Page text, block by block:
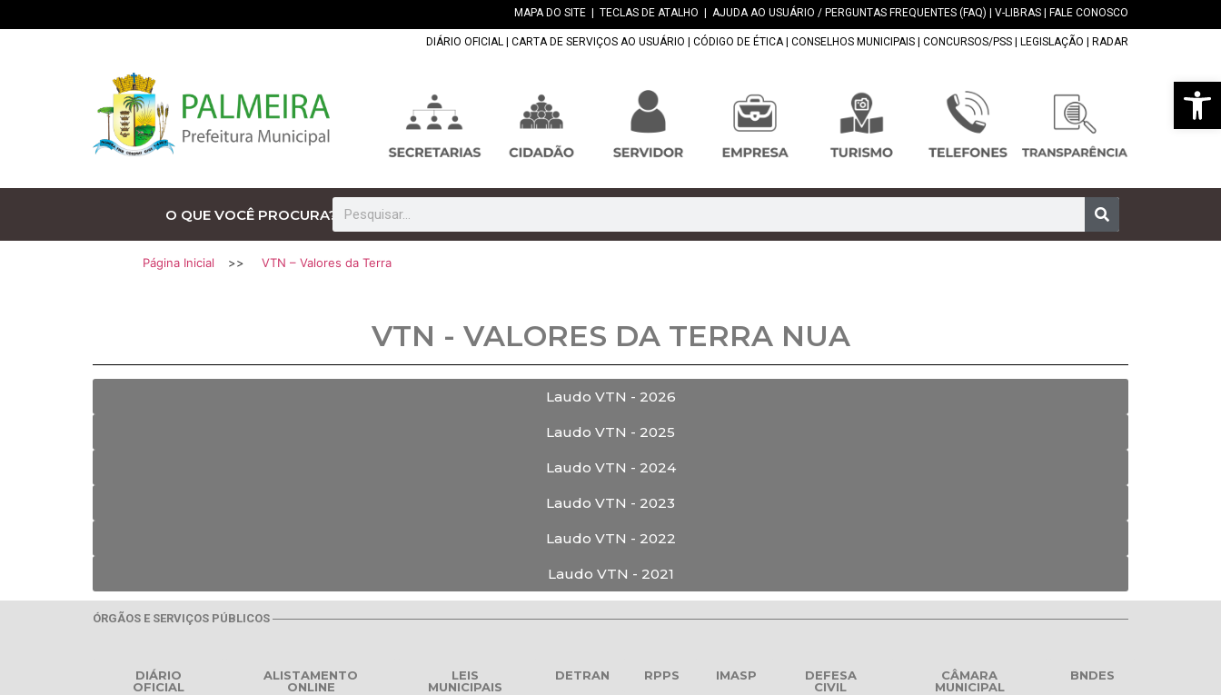
Abrir
MAPA DO SITE TECLAS DE ATALHO AJUDA AO USUÁRIO / PERGUNTAS FREQUENTES (FAQ) V-LIBRAS FALE CONOSCO
DIÁRIO OFICIAL CARTA DE SERVIÇOS AO USUÁRIO CÓDIGO DE ÉTICA| CONSELHOS MUNICIPAIS CONCURSOS/PSS LEGISLAÇÃO RADAR
O QUE VOCÊ PROCURA?
Página Inicial >> VTN – Valores da Terra
VTN - VALORES DA TERRA NUA
Laudo VTN - 2026
Laudo VTN - 2025
Laudo VTN - 2024
Laudo VTN - 2023
Laudo VTN - 2022
Laudo VTN - 2021
ÓRGÃOS E SERVIÇOS PÚBLICOS
DIÁRIO
OFICIAL
ALISTAMENTO
ONLINE
LEIS
MUNICIPAIS
DETRAN RPPS IMASP
DEFESA
CIVIL
CÂMARA
MUNICIPAL
BNDES